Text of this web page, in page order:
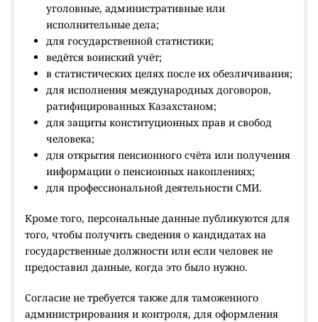
уголовные, административные или
исполнительные дела;
для государственной статистики;
ведётся воинский учёт;
в статистических целях после их обезличивания;
для исполнения международных договоров,
ратифицированных Казахстаном;
для защиты конституционных прав и свобод
человека;
для открытия пенсионного счёта или получения
информации о пенсионных накоплениях;
для профессиональной деятельности СМИ.
Кроме того, персональные данные публикуются для
того, чтобы получить сведения о кандидатах на
государственные должности или если человек не
предоставил данные, когда это было нужно.
Согласие не требуется также для таможенного
администрирования и контроля, для оформления